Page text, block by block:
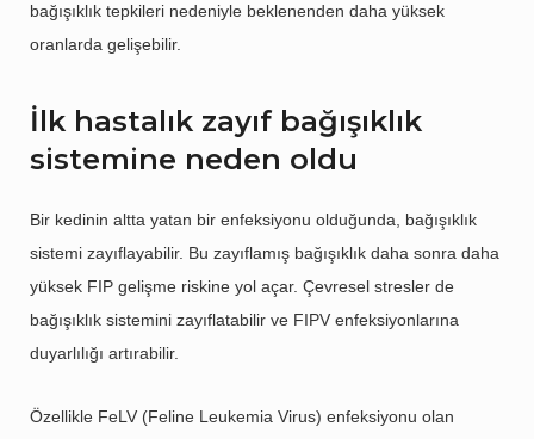
bağışıklık tepkileri nedeniyle beklenenden daha yüksek
oranlarda gelişebilir.
İlk hastalık zayıf bağışıklık
sistemine neden oldu
Bir kedinin altta yatan bir enfeksiyonu olduğunda, bağışıklık
sistemi zayıflayabilir. Bu zayıflamış bağışıklık daha sonra daha
yüksek FIP gelişme riskine yol açar. Çevresel stresler de
bağışıklık sistemini zayıflatabilir ve FIPV enfeksiyonlarına
duyarlılığı artırabilir.
Özellikle FeLV (Feline Leukemia Virus) enfeksiyonu olan